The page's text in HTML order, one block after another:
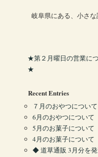
岐阜県にある、小さな
★第２月曜日の営業に
★
Recent Entries
７月のおやつについて
6月のおやつについて
5月のお菓子について
4月のお菓子について
◆ 道草通販 3月分を発